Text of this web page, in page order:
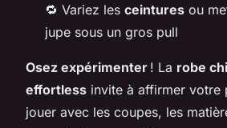
🔁 Variez les ceintures ou
jupe sous un gros pull
Osez expérimenter ! La robe
effortless invite à affirmer votre
jouer avec les coupes, les